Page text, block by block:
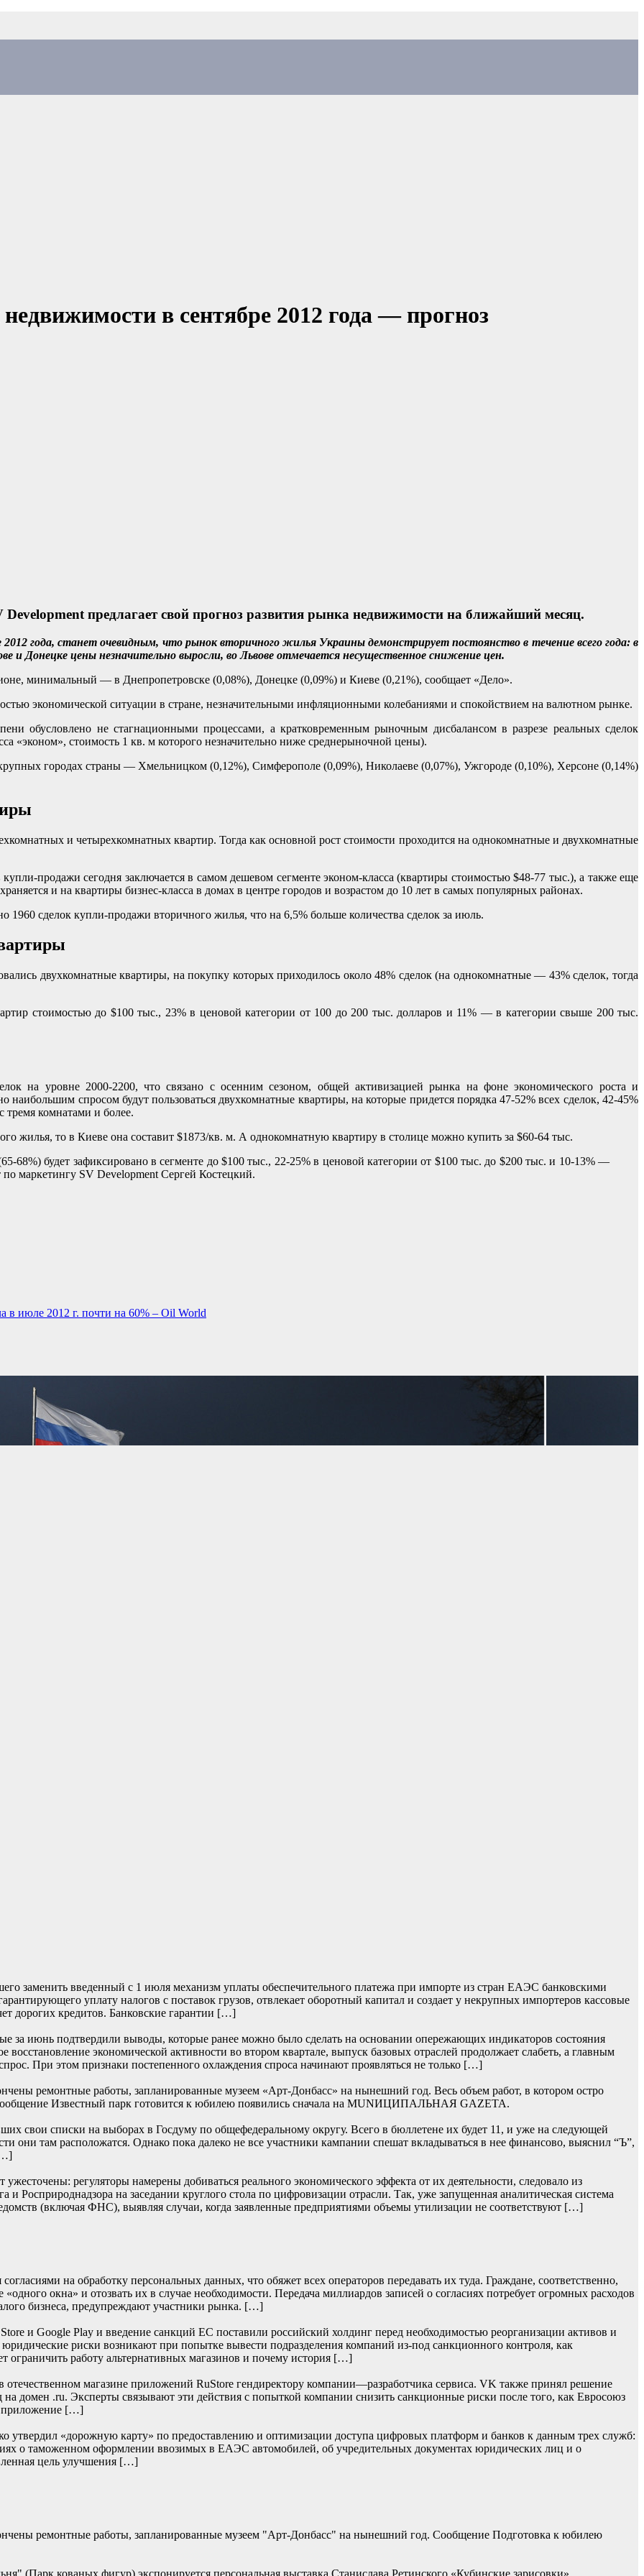
в сентябре 2012 года — прогноз
Development предлагает свой прогноз развития рынка недвижимости на ближайший месяц.
года, станет очевидным, что рынок вторичного жилья Украины демонстрирует постоянство в течение всего года: в
и Донецке цены незначительно выросли, во Львове отмечается несущественное снижение цен.
минимальный — в Днепропетровске (0,08%), Донецке (0,09%) и Киеве (0,21%), сообщает «Дело».
экономической ситуации в стране, незначительными инфляционными колебаниями и спокойствием на валютном рынке.
обусловлено не стагнационными процессами, а кратковременным рыночным дисбалансом в разрезе реальных сделок
«эконом», стоимость 1 кв. м которого незначительно ниже среднерыночной цены).
городах страны — Хмельницком (0,12%), Симферополе (0,09%), Николаеве (0,07%), Ужгороде (0,10%), Херсоне (0,14%)
и четырехкомнатных квартир. Тогда как основной рост стоимости проходится на однокомнатные и двухкомнатные
продажи сегодня заключается в самом дешевом сегменте эконом-класса (квартиры стоимостью $48-77 тыс.), а также еще
и на квартиры бизнес-класса в домах в центре городов и возрастом до 10 лет в самых популярных районах.
сделок купли-продажи вторичного жилья, что на 6,5% больше количества сделок за июль.
двухкомнатные квартиры, на покупку которых приходилось около 48% сделок (на однокомнатные — 43% сделок, тогда
стоимостью до $100 тыс., 23% в ценовой категории от 100 до 200 тыс. долларов и 11% — в категории свыше 200 тыс.
на уровне 2000-2200, что связано с осенним сезоном, общей активизацией рынка на фоне экономического роста и
спросом будут пользоваться двухкомнатные квартиры, на которые придется порядка 47-52% всех сделок, 42-45%
тремя комнатами и более.
жилья, то в Киеве она составит $1873/кв. м. А однокомнатную квартиру в столице можно купить за $60-64 тыс.
68%) будет зафиксировано в сегменте до $100 тыс., 22-25% в ценовой категории от $100 тыс. до $200 тыс. и 10-13% —
маркетингу SV Development Сергей Костецкий.
в июле 2012 г. почти на 60% – Oil World
заменить введенный с 1 июля механизм уплаты обеспечительного платежа при импорте из стран ЕАЭС банковскими
уплату налогов с поставок грузов, отвлекает оборотный капитал и создает у некрупных импортеров кассовые
дорогих кредитов. Банковские гарантии […]
за июнь подтвердили выводы, которые ранее можно было сделать на основании опережающих индикаторов состояния
экономической активности во втором квартале, выпуск базовых отраслей продолжает слабеть, а главным
При этом признаки постепенного охлаждения спроса начинают проявляться не только […]
ремонтные работы, запланированные музеем «Арт-Донбасс» на нынешний год. Весь объем работ, в котором остро
Известный парк готовится к юбилею появились сначала на MUNИЦИПАЛЬНАЯ GAZЕТА.
свои списки на выборах в Госдуму по общефедеральному округу. Всего в бюллетене их будет 11, и уже на следующей
они там расположатся. Однако пока далеко не все участники кампании спешат вкладываться в нее финансово, выяснил “Ъ”,
регуляторы намерены добиваться реального экономического эффекта от их деятельности, следовало из
на заседании круглого стола по цифровизации отрасли. Так, уже запущенная аналитическая система
(включая ФНС), выявляя случаи, когда заявленные предприятиями объемы утилизации не соответствуют […]
на обработку персональных данных, что обяжет всех операторов передавать их туда. Граждане, соответственно,
окна» и отозвать их в случае необходимости. Передача миллиардов записей о согласиях потребует огромных расходов
бизнеса, предупреждают участники рынка. […]
и Google Play и введение санкций ЕС поставили российский холдинг перед необходимостью реорганизации активов и
риски возникают при попытке вывести подразделения компаний из-под санкционного контроля, как
ограничить работу альтернативных магазинов и почему история […]
магазине приложений RuStore гендиректору компании—разработчика сервиса. VK также принял решение
на домен .ru. Эксперты связывают эти действия с попыткой компании снизить санкционные риски после того, как Евросоюз
приложение […]
утвердил «дорожную карту» по предоставлению и оптимизации доступа цифровых платформ и банков к данным трех служб:
о таможенном оформлении ввозимых в ЕАЭС автомобилей, об учредительных документах юридических лиц и о
цель улучшения […]
ремонтные работы, запланированные музеем "Арт-Донбасс" на нынешний год. Сообщение Подготовка к юбилею